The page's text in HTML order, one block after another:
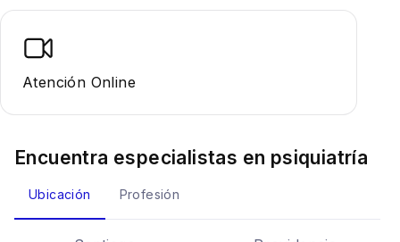
Atención Online
Encuentra especialistas en psiquiatría
Ubicación Profesión